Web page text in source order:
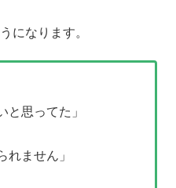
になります。
と思ってた」
れません」